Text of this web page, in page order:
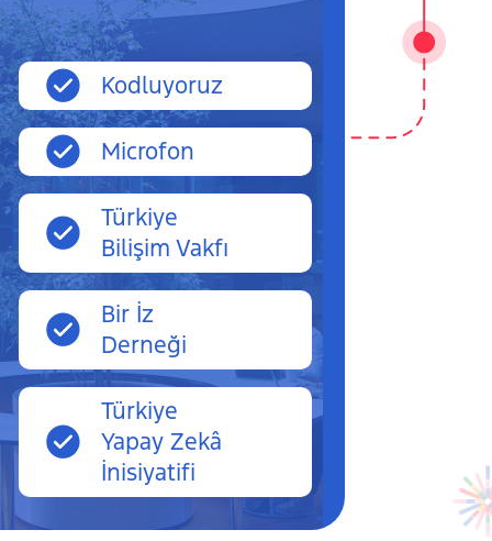
Kodluyoruz
Microfon
Türkiye
Bilişim Vakfı
Bir İz
Derneği
Türkiye
Yapay Zekâ
İnisiyatifi